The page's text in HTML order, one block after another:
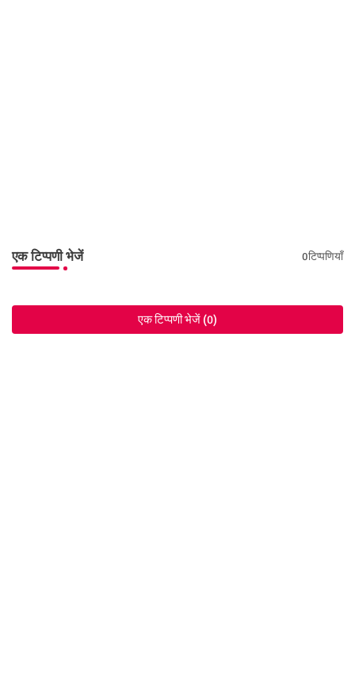
एक टिप्पणी भेजें 0टिप्पणियाँ
एक टिप्पणी भेजें (0)